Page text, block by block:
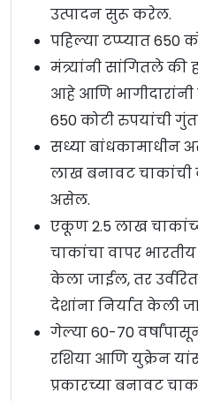
उत्पादन सुरू करेल.
पहिल्या टप्प्यात
मंत्र्यांनी सांगितले की
आहे आणि भागीदारांनी
650 कोटी रुपयांची
सध्या बांधकामाधीन
लाख बनावट चाकांची
असेल.
एकूण 2.5 लाख
चाकांचा वापर
केला जाईल, तर
देशांना निर्यात केली
गेल्या 60-70
रशिया आणि युक्रेन
प्रकारच्या बनावट